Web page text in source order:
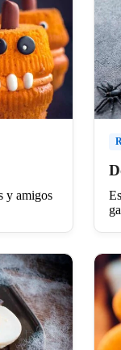
y amigos